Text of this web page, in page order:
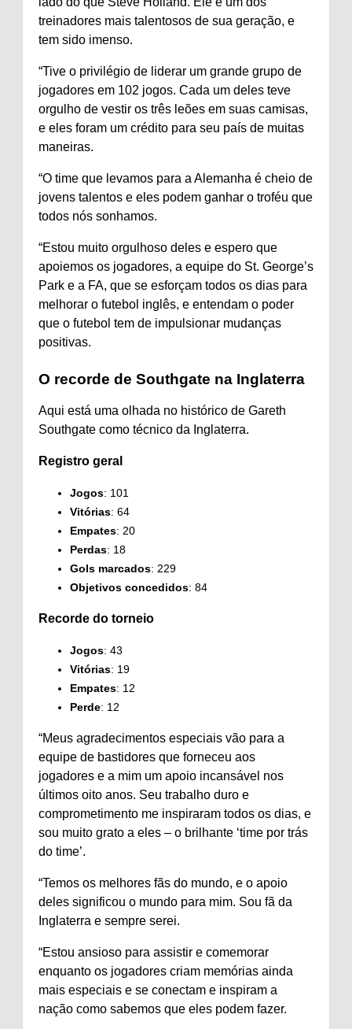
treinadores mais talentosos de sua geração, e
tem sido imenso.
“Tive o privilégio de liderar um grande grupo de
jogadores em 102 jogos. Cada um deles teve
orgulho de vestir os três leões em suas camisas,
e eles foram um crédito para seu país de muitas
maneiras.
“O time que levamos para a Alemanha é cheio de
jovens talentos e eles podem ganhar o troféu que
todos nós sonhamos.
“Estou muito orgulhoso deles e espero que
apoiemos os jogadores, a equipe do St. George’s
Park e a FA, que se esforçam todos os dias para
melhorar o futebol inglês, e entendam o poder
que o futebol tem de impulsionar mudanças
positivas.
O recorde de Southgate na Inglaterra
Aqui está uma olhada no histórico de Gareth
Southgate como técnico da Inglaterra.
Registro geral
Jogos: 101
Vitórias: 64
Empates: 20
Perdas: 18
Gols marcados: 229
Objetivos concedidos: 84
Recorde do torneio
Jogos: 43
Vitórias: 19
Empates: 12
Perde: 12
“Meus agradecimentos especiais vão para a
equipe de bastidores que forneceu aos
jogadores e a mim um apoio incansável nos
últimos oito anos. Seu trabalho duro e
comprometimento me inspiraram todos os dias, e
sou muito grato a eles – o brilhante ‘time por trás
do time’.
“Temos os melhores fãs do mundo, e o apoio
deles significou o mundo para mim. Sou fã da
Inglaterra e sempre serei.
“Estou ansioso para assistir e comemorar
enquanto os jogadores criam memórias ainda
mais especiais e se conectam e inspiram a
nação como sabemos que eles podem fazer.